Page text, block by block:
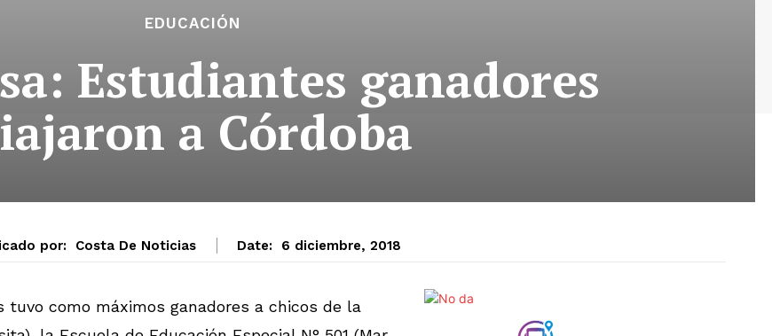
EDUCACIÓN
Estudiantes ganadores
a Córdoba
por: Costa De Noticias Date: 6 diciembre, 2018
tuvo como máximos ganadores a chicos de la